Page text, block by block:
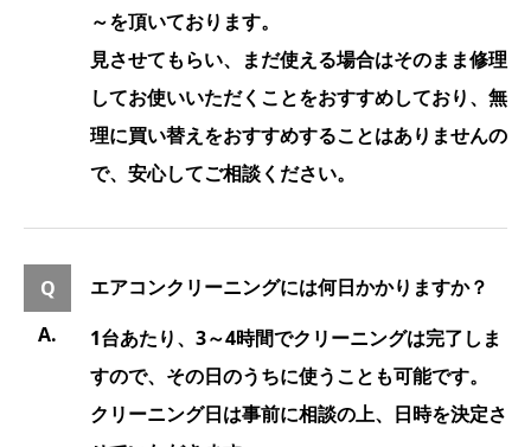
～を頂いております。
見させてもらい、まだ使える場合はそのまま修理
してお使いいただくことをおすすめしており、無
理に買い替えをおすすめすることはありませんの
で、安心してご相談ください。
エアコンクリーニングには何日かかりますか？
1台あたり、3～4時間でクリーニングは完了しま
すので、その日のうちに使うことも可能です。
クリーニング日は事前に相談の上、日時を決定さ